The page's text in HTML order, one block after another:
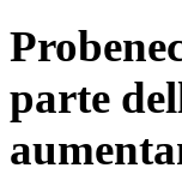
parte